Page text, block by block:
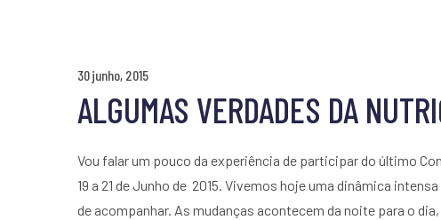
30 junho, 2015
ALGUMAS VERDADES DA
Vou falar um pouco da experiência de participar do último
19 a 21 de Junho de 2015. Vivemos hoje uma dinâmica
de acompanhar. As mudanças acontecem da noite para o